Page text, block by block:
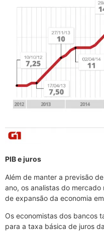
PIB e juros
Além de manter a previsão
ano, os analistas do
de expansão da economia
Os economistas dos bancos
para a taxa básica de juros